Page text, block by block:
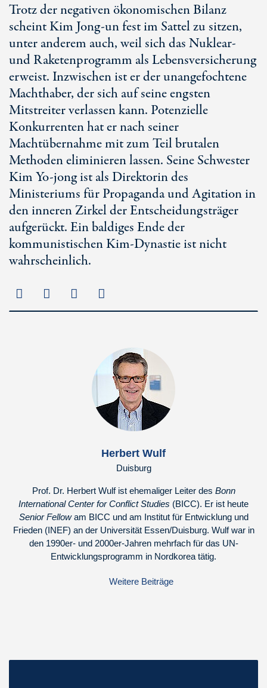
Trotz der negativen ökonomischen Bilanz
scheint Kim Jong-un fest im Sattel zu sitzen,
unter anderem auch, weil sich das Nuklear-
und Raketenprogramm als Lebensversicherung
erweist. Inzwischen ist er der unangefochtene
Machthaber, der sich auf seine engsten
Mitstreiter verlassen kann. Potenzielle
Konkurrenten hat er nach seiner
Machtübernahme mit zum Teil brutalen
Methoden eliminieren lassen. Seine Schwester
Kim Yo-jong ist als Direktorin des
Ministeriums für Propaganda und Agitation in
den inneren Zirkel der Entscheidungsträger
aufgerückt. Ein baldiges Ende der
kommunistischen Kim-Dynastie ist nicht
wahrscheinlich.
Herbert Wulf
Duisburg
Prof. Dr. Herbert Wulf ist ehemaliger Leiter des Bonn
International Center for Conflict Studies (BICC). Er ist heute
Senior Fellowam BICC und am Institut für Entwicklung und
Frieden (INEF) an der Universität Essen/Duisburg. Wulf war in
den 1990er- und 2000er-Jahren mehrfach für das UN-
Entwicklungsprogramm in Nordkorea tätig.
Weitere Beiträge